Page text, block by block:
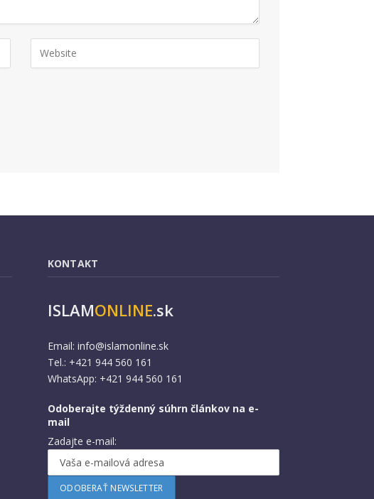
KONTAKT
ISLAMONLINE.sk
Email: info@islamonline.sk
Tel.: +421 944 560 161
WhatsApp: +421 944 560 161
Odoberajte týždenný súhrn článkov na e-
mail
Zadajte e-mail: